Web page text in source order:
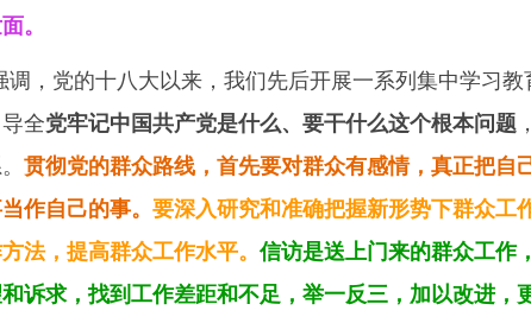
。
调，党的十八大以来，我们先后开展一系列集中学习
全党牢记中国共产党是什么、要干什么这个根本问题
贯彻党的群众路线，首先要对群众有感情，真正把自
作自己的事。 要深入研究和准确把握新形势下群众工
法，提高群众工作水平。 信访是送上门来的群众工作
诉求，找到工作差距和不足，举一反三，加以改进，